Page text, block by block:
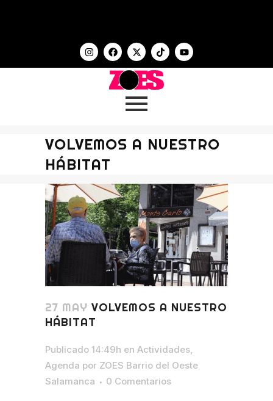
VOLVEMOS A NUESTRO
HÁBITAT
27 MAY VOLVEMOS A NUESTRO
HÁBITAT
Publicado 14:49h en Actividades,
Agenda por ZOES Barrio del Oeste
Salamanca
0 Comentarios